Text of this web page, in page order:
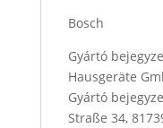
Bosch
Gyártó
Hausgeräte
Gyártó
Straße 34,